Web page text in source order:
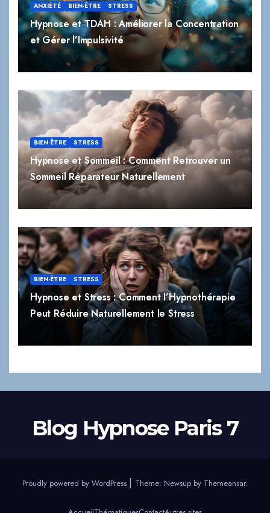
ANXIÉTÉ BIEN-ÊTRE STRESS
Hypnose et TDAH : Améliorer la Concentration
et Gérer l’Impulsivité
BIEN-ÊTRE STRESS
Hypnose et Sommeil : Comment Retrouver un
Sommeil Réparateur Naturellement
BIEN-ÊTRE STRESS
Hypnose et Stress : Comment l’Hypnothérapie
Peut Réduire Naturellement le Stress
Blog Hypnose Paris 7
Proudly powered by WordPress | Theme: Newsup by Themeansar.